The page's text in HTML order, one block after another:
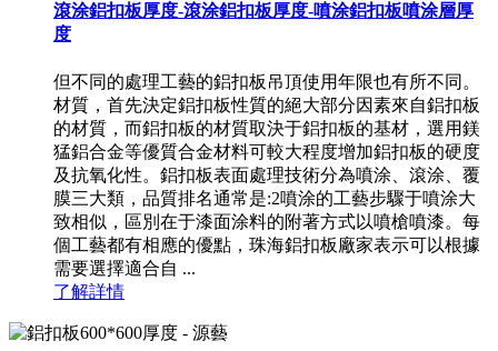
滾涂鋁扣板厚度-滾涂鋁扣板厚度-噴涂鋁扣板噴涂層厚
度
但不同的處理工藝的鋁扣板吊頂使用年限也有所不同。
材質，首先決定鋁扣板性質的絕大部分因素來自鋁扣板
的材質，而鋁扣板的材質取決于鋁扣板的基材，選用鎂
猛鋁合金等優質合金材料可較大程度增加鋁扣板的硬度
及抗氧化性。鋁扣板表面處理技術分為噴涂、滾涂、覆
膜三大類，品質排名通常是:2噴涂的工藝步驟于噴涂大
致相似，區別在于漆面涂料的附著方式以噴槍噴漆。每
個工藝都有相應的優點，珠海鋁扣板廠家表示可以根據
需要選擇適合自 ...
了解詳情